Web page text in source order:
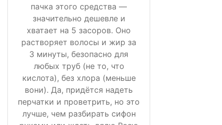
пачка этого средства —
значительно дешевле и
хватает на 5 засоров. Оно
растворяет волосы и жир за
3 минуты, безопасно для
любых труб (не то, что
кислота), без хлора (меньше
вони). Да, придётся надеть
перчатки и проветрить, но это
лучше, чем разбирать сифон